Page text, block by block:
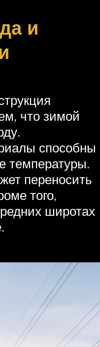
и
что зимой
способны
температуры.
переносить
того,
широтах